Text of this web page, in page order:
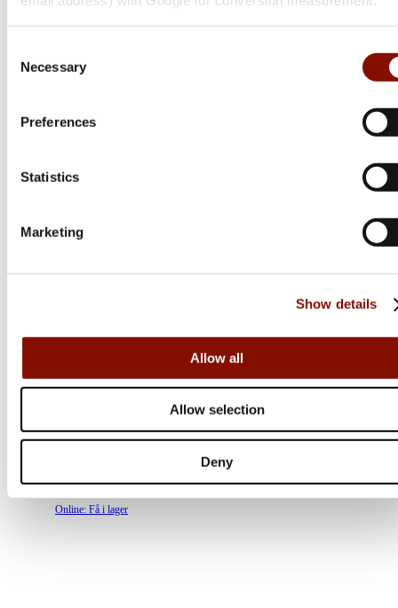
Selection
Necessary
Preferences
Statistics
Marketing
Show details
Allow all
Allow selection
Deny
Sako
74 499 kr
Online: Få i lager